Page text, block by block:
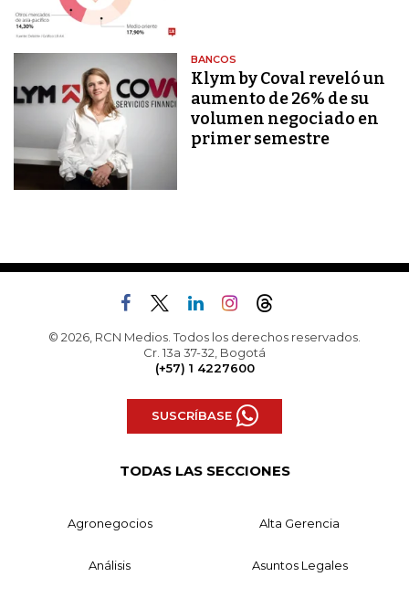
BANCOS
Klym by Coval reveló un
aumento de 26% de su
volumen negociado en
primer semestre
© 2026, RCN Medios. Todos los derechos reservados.
Cr. 13a 37-32, Bogotá
(+57) 1 4227600
SUSCRÍBASE
TODAS LAS SECCIONES
Agronegocios Alta Gerencia
Análisis Asuntos Legales